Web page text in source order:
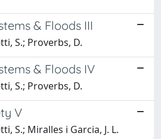
& Floods III
S.; Proverbs, D.
& Floods IV
S.; Proverbs, D.
V
S.; Miralles i Garcia, J. L.